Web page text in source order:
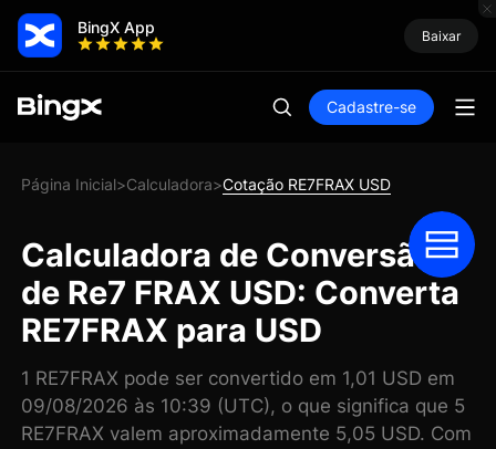
BingX App Baixar
Cadastre-se
Página Inicial>Calculadora>Cotação RE7FRAX USD
Calculadora de Conversão
de Re7 FRAX USD: Converta
RE7FRAX para USD
1 RE7FRAX pode ser convertido em 1,01 USD em
09/08/2026 às 10:39 (UTC), o que significa que 5
RE7FRAX valem aproximadamente 5,05 USD. Com